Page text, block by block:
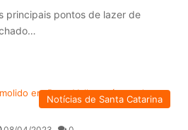
principais pontos de lazer de
Notícias de Santa Catarina